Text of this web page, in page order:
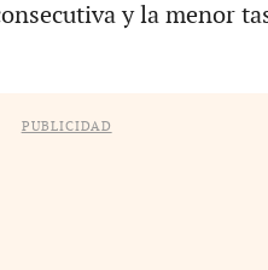
y la menor
PUBLICIDAD